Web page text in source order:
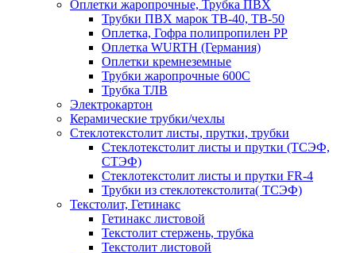
Оплетки жаропрочные, Трубка ПВХ
Трубки ПВХ марок ТВ-40, ТВ-50
Оплетка, Гофра полипропилен PP
Оплетка WURTH (Германия)
Оплетки кремнеземные
Трубки жаропрочные 600С
Трубка ТЛВ
Электрокартон
Керамические трубки/чехлы
Cтеклотекстолит листы, прутки, трубки
Стеклотекстолит листы и прутки (ТСЭФ,
СТЭФ)
Стеклотекстолит листы и прутки FR-4
Трубки из стеклотекстолита( ТСЭФ)
Текстолит, Гетинакс
Гетинакс листовой
Текстолит стержень, трубка
Текстолит листовой